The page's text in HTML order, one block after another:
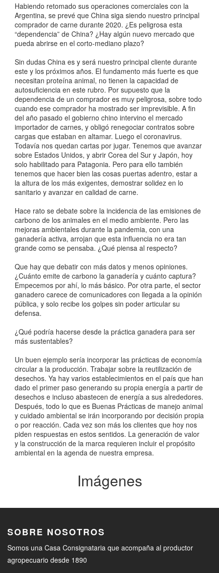
Habiendo retomado sus operaciones comerciales con la
Argentina, se prevé que China siga siendo nuestro principal
comprador de carne durante 2020. ¿Es peligrosa esta
“dependencia” de China? ¿Hay algún nuevo mercado que
pueda abrirse en el corto-mediano plazo?
Sin dudas China es y será nuestro principal cliente durante
este y los próximos años. El fundamento más fuerte es que
necesitan proteína animal, no tienen la capacidad de
autosuficiencia en este rubro. Por supuesto que la
dependencia de un comprador es muy peligrosa, sobre todo
cuando ese comprador ha mostrado ser imprevisible. A fin
del año pasado el gobierno chino intervino el mercado
importador de carnes, y obligó renegociar contratos sobre
cargas que estaban en altamar. Luego el coronavirus.
Todavía nos quedan cartas por jugar. Tenemos que avanzar
sobre Estados Unidos, y abrir Corea del Sur y Japón, hoy
solo habilitado para Patagonia. Pero para ello también
tenemos que hacer bien las cosas puertas adentro, estar a
la altura de los más exigentes, demostrar solidez en lo
sanitario y avanzar en calidad de carne.
Hace rato se debate sobre la incidencia de las emisiones de
carbono de los animales en el medio ambiente. Pero las
mejoras ambientales durante la pandemia, con una
ganadería activa, arrojan que esta influencia no era tan
grande como se pensaba. ¿Qué piensa al respecto?
Que hay que debatir con más datos y menos opiniones.
¿Cuánto emite de carbono la ganadería y cuánto captura?
Empecemos por ahí, lo más básico. Por otra parte, el sector
ganadero carece de comunicadores con llegada a la opinión
pública, y solo recibe los golpes sin poder articular su
defensa.
¿Qué podría hacerse desde la práctica ganadera para ser
más sustentables?
Un buen ejemplo sería incorporar las prácticas de economía
circular a la producción. Trabajar sobre la reutilización de
desechos. Ya hay varios establecimientos en el país que han
dado el primer paso generando su propia energía a partir de
desechos e incluso abastecen de energía a sus alrededores.
Después, todo lo que es Buenas Prácticas de manejo animal
y cuidado ambiental se irán incorporando por decisión propia
o por reacción. Cada vez son más los clientes que hoy nos
piden respuestas en estos sentidos. La generación de valor
y la construcción de la marca requieren incluir el propósito
ambiental en la agenda de nuestra empresa.
Imágenes
SOBRE NOSOTROS
Somos una Casa Consignataria que acompaña al productor
agropecuario desde 1890